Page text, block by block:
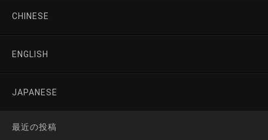
CHINESE
ENGLISH
JAPANESE
最近の投稿